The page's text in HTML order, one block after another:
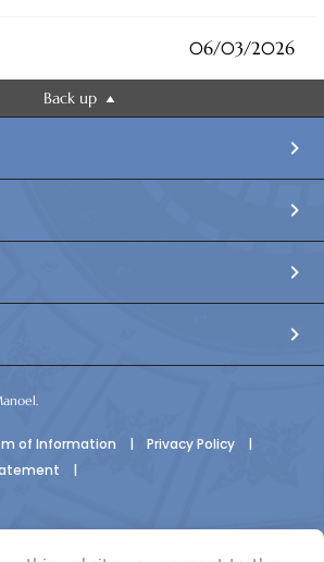
06/03/2026
Back up
of Information | Privacy Policy
|
|